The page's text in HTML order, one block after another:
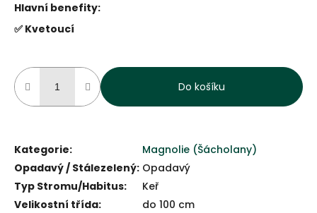
Do košíku
Hlavní benefity:
✅ Kvetoucí
Kategorie:
Magnolie (Šácholany)
Opadavý / Stálezelený: Opadavý
Typ Stromu/Habitus:
Keř
Velikostní třída: do 100 cm